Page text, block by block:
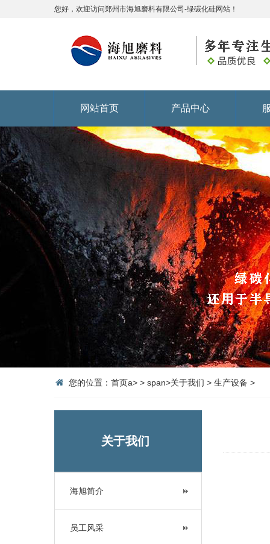
您好，欢迎访问郑州市海旭磨料有限公司-绿碳化硅网站！
网站首页 产品中心
您的位置： 首页a> > span>关于我们 > 生产设备 >
关于我们
海旭简介
员工风采